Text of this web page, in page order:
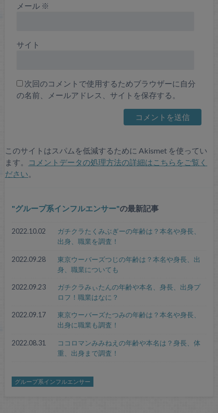
メール ※
サイト
次回のコメントで使用するためブラウザーに自分
の名前、メールアドレス、サイトを保存する。
このサイトはスパムを低減するために Akismet を使ってい
ます。
コメントデータの処理方法の詳細はこちらをご覧く
ださい
グループ系インフルエンサー の最新記事
2022.10.02
ガチクラたくみぶぎーの年齢は？本名や身長、
出身、職業を調査！
2022.09.28
東京ウーバーズつじの年齢は？本名や身長、出
身、職業についても
2022.09.23
ガチクラみぃたんの年齢や本名、身長、出身プ
ロフ！職業はなに？
2022.09.17
東京ウーバーズたつみの年齢は？本名や身長、
出身に職業も調査！
2022.08.31
ココロマンみみねえの年齢や本名は？身長、体
重、出身まで調査！
グループ系インフルエンサー